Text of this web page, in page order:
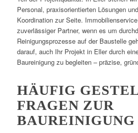
Personal, praxisorientierten Lösungen
Koordination zur Seite.
zuverlässiger Partner, wenn es um
Reinigungsprozesse auf der Baustelle
darauf, auch Ihr Projekt in Eller durch
Baureinigung zu begleiten – präzise,
HÄUFIG
FRAGEN ZUR